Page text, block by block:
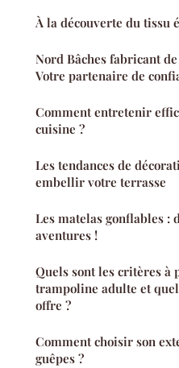
À la découverte du tissu
Nord Bâches fabricant
Votre partenaire de
Comment entretenir
cuisine ?
Les tendances de
embellir votre terrasse
Les matelas gonflables :
aventures !
Quels sont les critères à
trampoline adulte et
offre ?
Comment choisir son
guêpes ?